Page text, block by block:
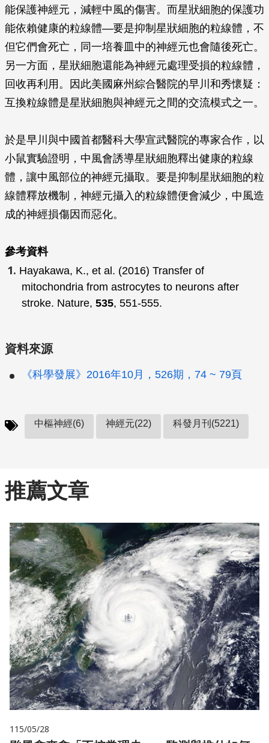
能保護神經元，減輕中風的傷害。而星狀細胞的保護功
能依賴健康的粒線體—要是抑制星狀細胞的粒線體，不
但它們會死亡，同一培養皿中的神經元也會隨後死亡。
另一方面，星狀細胞還能為神經元處理受損的粒線體，
回收再利用。因此美國麻州綜合醫院的早川和秀懷疑：
互換粒線體是星狀細胞與神經元之間的交流模式之一。
於是早川與中國首都醫科大學宣武醫院的專家合作，以
小鼠實驗證明，中風會誘導星狀細胞釋出健康的粒線
體，讓中風部位的神經元攝取。要是抑制星狀細胞的粒
線體釋放機制，神經元攝入的粒線體便會減少，中風造
成的神經損傷因而惡化。
參考資料
Hayakawa, K., et al . (2016) Transfer of
mitochondria from astrocytes to neurons after
stroke. Nature, 535, 551-555.
資料來源
《科學發展》2016年10月，526期，74 ~ 79頁
中樞神經(6) 神經元(22) 科發月刊(5221)
推薦文章
115/05/28